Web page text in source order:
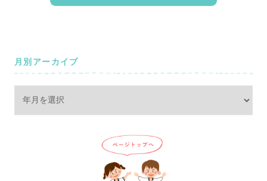
月別アーカイブ